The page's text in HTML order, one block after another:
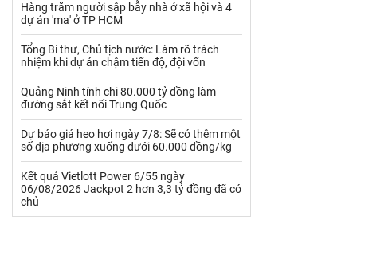
Than Thức ăn chăn nuôi
Thủy hải sản khác Tôm
Vàng
VLXD khác Xăng dầu
Xi măng - Clynker
Hàng trăm người sập bẫy nhà ở xã hội và 4
dự án 'ma' ở TP HCM
Tổng Bí thư, Chủ tịch nước: Làm rõ trách
nhiệm khi dự án chậm tiến độ, đội vốn
Quảng Ninh tính chi 80.000 tỷ đồng làm
đường sắt kết nối Trung Quốc
Dự báo giá heo hơi ngày 7/8: Sẽ có thêm một
số địa phương xuống dưới 60.000 đồng/kg
Kết quả Vietlott Power 6/55 ngày
06/08/2026 Jackpot 2 hơn 3,3 tỷ đồng đã có
chủ